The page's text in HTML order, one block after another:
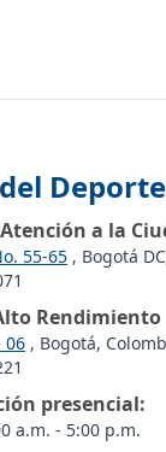
Deporte
a la
55-65 , Bogotá
Rendimiento
06 , Bogotá,
presencial:
a.m. - 5:00 p.m.